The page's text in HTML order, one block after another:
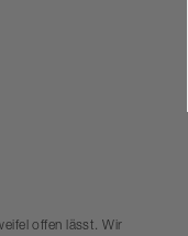
offen lässt. Wir